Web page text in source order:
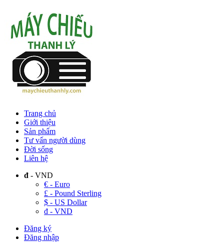
Trang chủ
Giới thiệu
Sản phẩm
Tư vấn người dùng
Đời sống
Liên hệ
đ - VND
€ - Euro
£ - Pound Sterling
$ - US Dollar
đ - VND
Đăng ký
Đăng nhập